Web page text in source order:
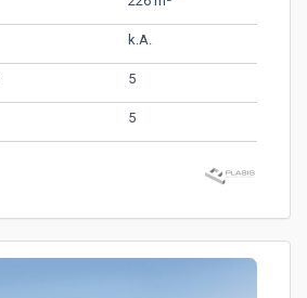
k.A.
5
5